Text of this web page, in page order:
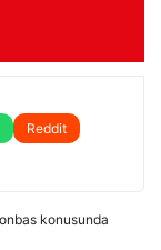
Reddit
konusunda